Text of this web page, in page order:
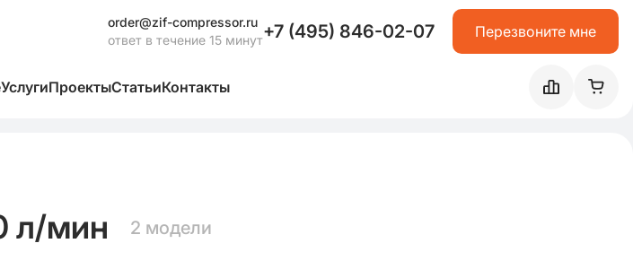
order@zif-compressor.ru
ответ в течение 15 минут+7 (495) 846-02-07 Перезвоните мне
УслугиПроектыСтатьиКонтакты
л/мин 2 модели